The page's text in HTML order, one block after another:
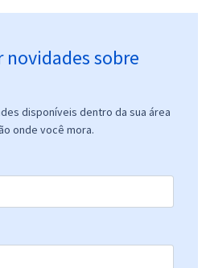
novidades sobre
disponíveis dentro da sua área
onde você mora.